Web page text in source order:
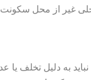
محلی غیر از محل سکونت
به دلیل تخلف یا